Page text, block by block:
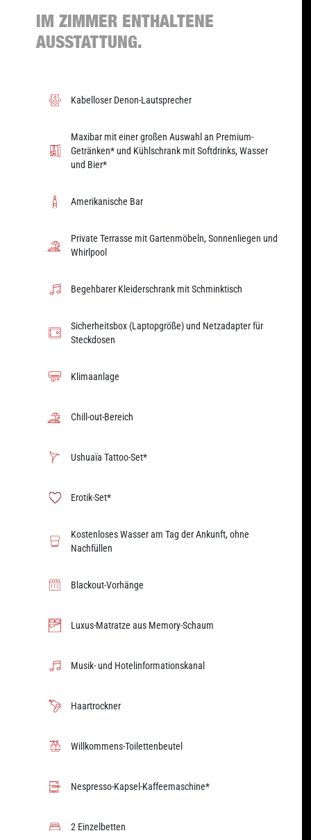
IM ZIMMER ENTHALTENE
AUSSTATTUNG.
Kabelloser Denon-Lautsprecher
Maxibar mit einer großen Auswahl an Premium-
Getränken* und Kühlschrank mit Softdrinks, Wasser
und Bier*
Amerikanische Bar
Private Terrasse mit Gartenmöbeln, Sonnenliegen und
Whirlpool
Begehbarer Kleiderschrank mit Schminktisch
Sicherheitsbox (Laptopgröße) und Netzadapter für
Steckdosen
Klimaanlage
Chill-out-Bereich
Ushuaïa Tattoo-Set*
Erotik-Set*
Kostenloses Wasser am Tag der Ankunft, ohne
Nachfüllen
Blackout-Vorhänge
Luxus-Matratze aus Memory-Schaum
Musik- und Hotelinformationskanal
Haartrockner
Willkommens-Toilettenbeutel
Nespresso-Kapsel-Kaffeemaschine*
2 Einzelbetten